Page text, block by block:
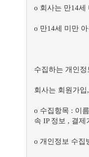
ο 회사는 만14세
ο 만14세 미만
수집하는 개인정
회사는 회원가
ο 수집항목 : 이
속 IP 정보 , 결제
ο 개인정보 수집